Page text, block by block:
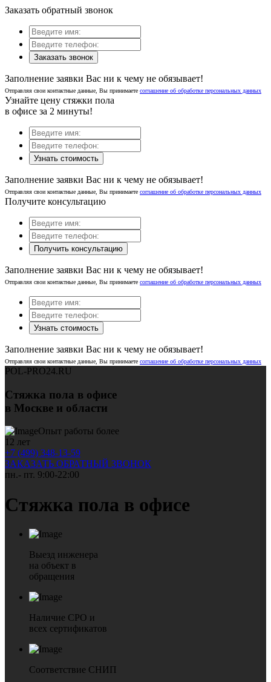
Заказать обратный звонок
Заказать звонок
Заполнение заявки Вас ни к чему не обязывает!
Отправляя свои контактные данные, Вы принимаете соглашение об обработке персональных данных
Узнайте цену стяжки пола
в офисе за 2 минуты!
Узнать стоимость
Заполнение заявки Вас ни к чему не обязывает!
Отправляя свои контактные данные, Вы принимаете соглашение об обработке персональных данных
Получите консультацию
Получить консультацию
Заполнение заявки Вас ни к чему не обязывает!
Отправляя свои контактные данные, Вы принимаете соглашение об обработке персональных данных
Узнать стоимость
Заполнение заявки Вас ни к чему не обязывает!
Отправляя свои контактные данные, Вы принимаете соглашение об обработке персональных данных
POL-PRO24.RU
Стяжка пола в офисе
в Москве и области
Опыт работы более
12 лет
+7 (499) 348-13-59
ЗАКАЗАТЬ ОБРАТНЫЙ ЗВОНОК
пн.- пт. 9:00-22:00
Стяжка пола в офисе
Выезд инженера
на объект в
обращения
Наличие СРО и
всех сертификатов
Соответствие СНИП